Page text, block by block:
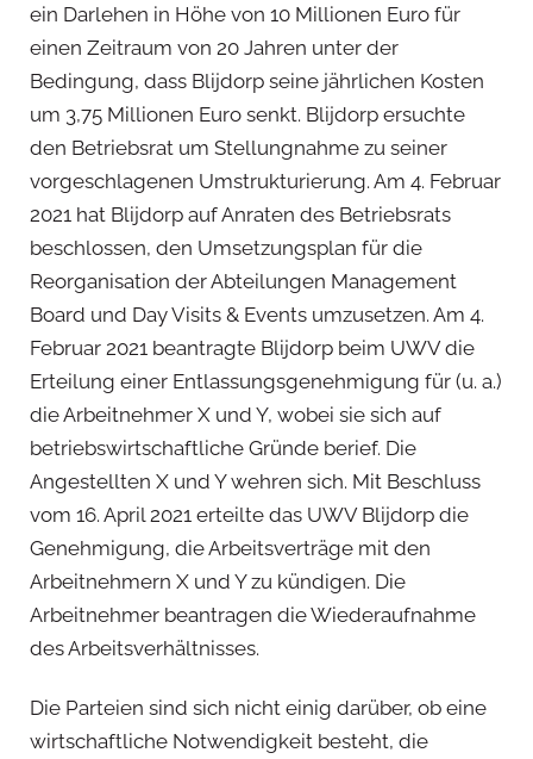
ein Darlehen in Höhe von 10 Millionen Euro für
einen Zeitraum von 20 Jahren unter der
Bedingung, dass Blijdorp seine jährlichen Kosten
um 3,75 Millionen Euro senkt. Blijdorp ersuchte
den Betriebsrat um Stellungnahme zu seiner
vorgeschlagenen Umstrukturierung. Am 4. Februar
2021 hat Blijdorp auf Anraten des Betriebsrats
beschlossen, den Umsetzungsplan für die
Reorganisation der Abteilungen Management
Board und Day Visits & Events umzusetzen. Am 4.
Februar 2021 beantragte Blijdorp beim UWV die
Erteilung einer Entlassungsgenehmigung für (u. a.)
die Arbeitnehmer X und Y, wobei sie sich auf
betriebswirtschaftliche Gründe berief. Die
Angestellten X und Y wehren sich. Mit Beschluss
vom 16. April 2021 erteilte das UWV Blijdorp die
Genehmigung, die Arbeitsverträge mit den
Arbeitnehmern X und Y zu kündigen. Die
Arbeitnehmer beantragen die Wiederaufnahme
des Arbeitsverhältnisses.
Die Parteien sind sich nicht einig darüber, ob eine
wirtschaftliche Notwendigkeit besteht, die